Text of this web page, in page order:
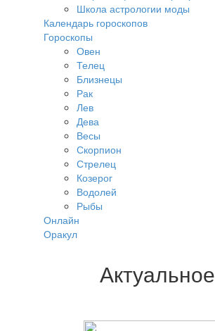
Школа астрологии моды
Календарь гороскопов
Гороскопы
Овен
Телец
Близнецы
Рак
Лев
Дева
Весы
Скорпион
Стрелец
Козерог
Водолей
Рыбы
Онлайн
Оракул
Актуальное